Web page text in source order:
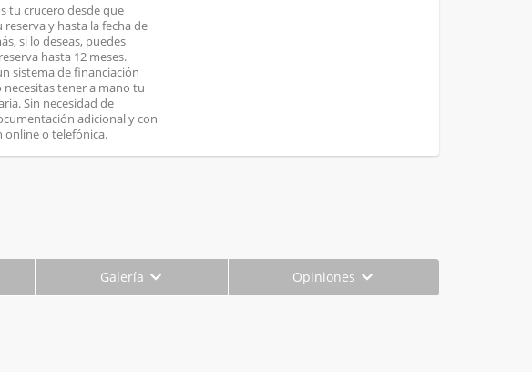
tu crucero desde que
y hasta la fecha de
si lo deseas, puedes
hasta 12 meses.
sistema de financiación
necesitas tener a mano tu
Sin necesidad de
adicional y con
online o telefónica.
Galería Opiniones